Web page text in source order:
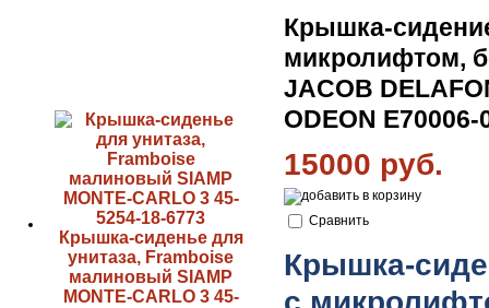
Крышка-сиденье для
унитаза, Framboise
малиновый SIAMP
MONTE-CARLO 3 45-
Крышка-
микролифтом,
JACOB
ODEON E70006-
15000 руб.
Сравнить
Крышка-